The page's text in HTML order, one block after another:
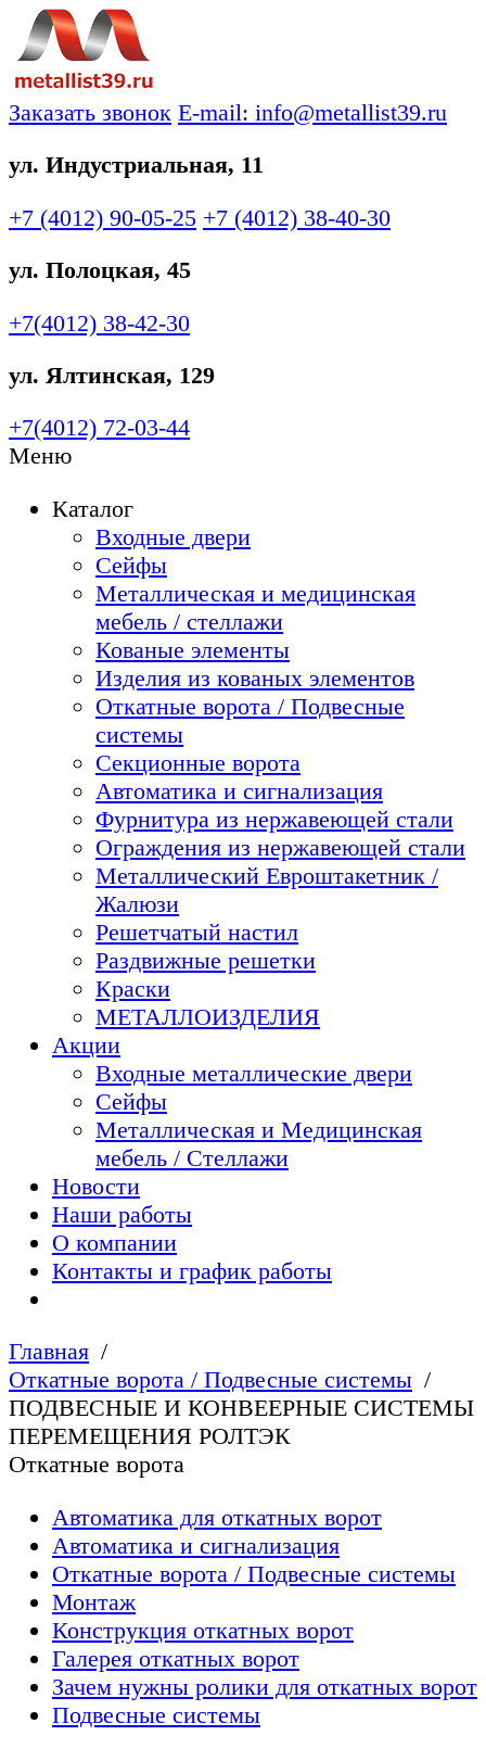
Заказать звонок E-mail: info@metallist39.ru
ул. Индустриальная, 11
+7 (4012) 90-05-25 +7 (4012) 38-40-30
ул. Полоцкая, 45
+7(4012) 38-42-30
ул. Ялтинская, 129
+7(4012) 72-03-44
Меню
Каталог
Входные двери
Сейфы
Металлическая и медицинская
мебель / стеллажи
Кованые элементы
Изделия из кованых элементов
Откатные ворота / Подвесные
системы
Секционные ворота
Автоматика и сигнализация
Фурнитура из нержавеющей стали
Ограждения из нержавеющей стали
Металлический Евроштакетник /
Жалюзи
Решетчатый настил
Раздвижные решетки
Краски
МЕТАЛЛОИЗДЕЛИЯ
Акции
Входные металлические двери
Сейфы
Металлическая и Медицинская
мебель / Стеллажи
Новости
Наши работы
О компании
Контакты и график работы
Главная
Откатные ворота / Подвесные системы
ПОДВЕСНЫЕ И КОНВЕЕРНЫЕ СИСТЕМЫ
ПЕРЕМЕЩЕНИЯ РОЛТЭК
Откатные ворота
Автоматика для откатных ворот
Автоматика и сигнализация
Откатные ворота / Подвесные системы
Монтаж
Конструкция откатных ворот
Галерея откатных ворот
Зачем нужны ролики для откатных ворот
Подвесные системы